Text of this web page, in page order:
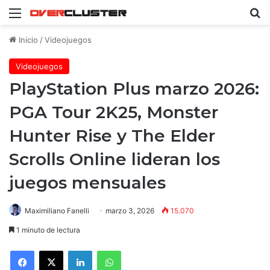
Menú
Inicio /Videojuegos
Videojuegos
PlayStation Plus marzo 2026:
PGA Tour 2K25, Monster
Hunter Rise y The Elder
Scrolls Online lideran los
juegos mensuales
Maximiliano Fanelli marzo 3, 2026 15.070
1 minuto de lectura
Facebook
X LinkedInWhatsApp